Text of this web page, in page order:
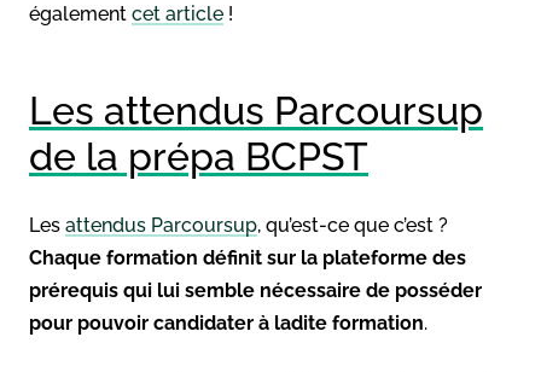
également cet article !
Les attendus Parcoursup
de la prépa BCPST
Les attendus Parcoursup, qu’est-ce que c’est ?
Chaque formation définit sur la plateforme des
prérequis qui lui semble nécessaire de posséder
pour pouvoir candidater à ladite formation.